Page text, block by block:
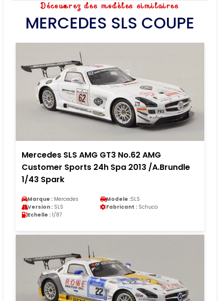
Découvrez des modèles similaires
MERCEDES SLS COUPE
Mercedes SLS AMG GT3 No.62 AMG
Customer Sports 24h Spa 2013 /A.Brundle
1/43 Spark
Marque : Mercedes Modele :SLS
Version : SLS Fabricant : Schuco
Echelle : 1/87